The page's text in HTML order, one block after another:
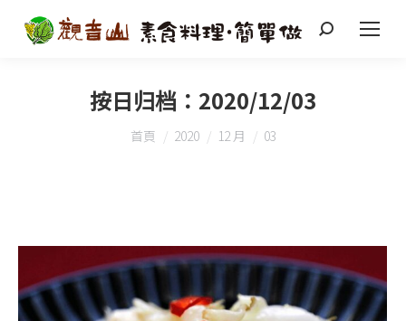
搜
按日归档： 2020/12/03
您在這裡：
首頁 2020 12 月 03